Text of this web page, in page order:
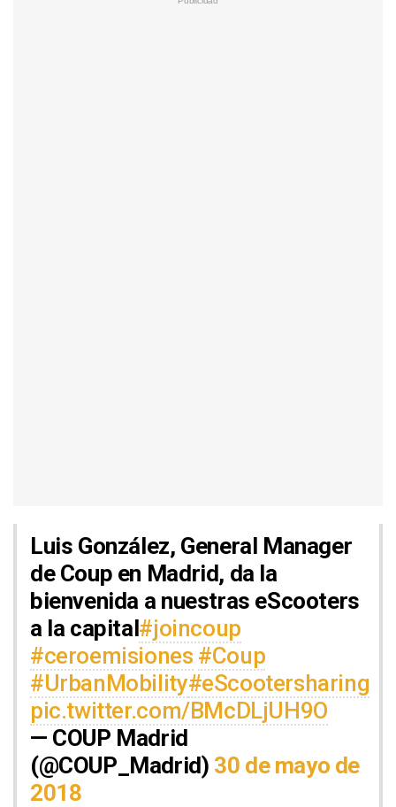
Luis González, General Manager
de Coup en Madrid, da la
bienvenida a nuestras eScooters
a la capital#joincoup
#ceroemisiones #Coup
#UrbanMobility#eScootersharing
pic.twitter.com/BMcDLjUH9O
— COUP Madrid
(@COUP_Madrid) 30 de mayo de
2018